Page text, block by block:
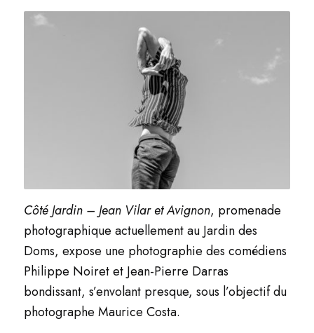
Côté Jardin – Jean Vilar et Avignon, promenade
photographique actuellement au Jardin des
Doms, expose une photographie des comédiens
Philippe Noiret et Jean-Pierre Darras
bondissant, s’envolant presque, sous l’objectif du
photographe Maurice Costa.